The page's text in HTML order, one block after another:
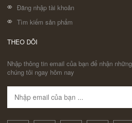
Đăng nhập tài khoản
Tìm kiếm sản phẩm
THEO DÕI
Nhập thông tin email của bạn để nhận
chúng tôi ngay hôm nay